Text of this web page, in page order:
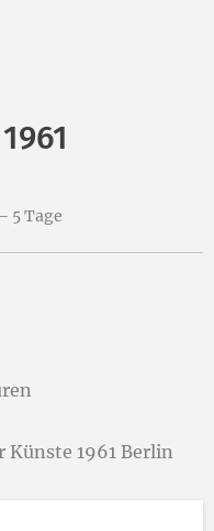
5 Tage
Künste 1961 Berlin